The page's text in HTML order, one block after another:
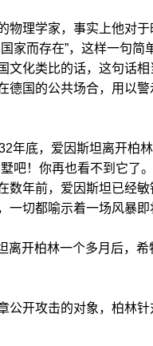
物理学家，事实上他对于
家而存在”，这样一句
文化类比的话，这句话
德国的公共场合，用以
年底，爱因斯坦离开柏
吧！你再也看不到它了
数年前，爱因斯坦已经敏
一切都喻示着一场风暴即
离开柏林一个多月后，
公开攻击的对象，柏林针